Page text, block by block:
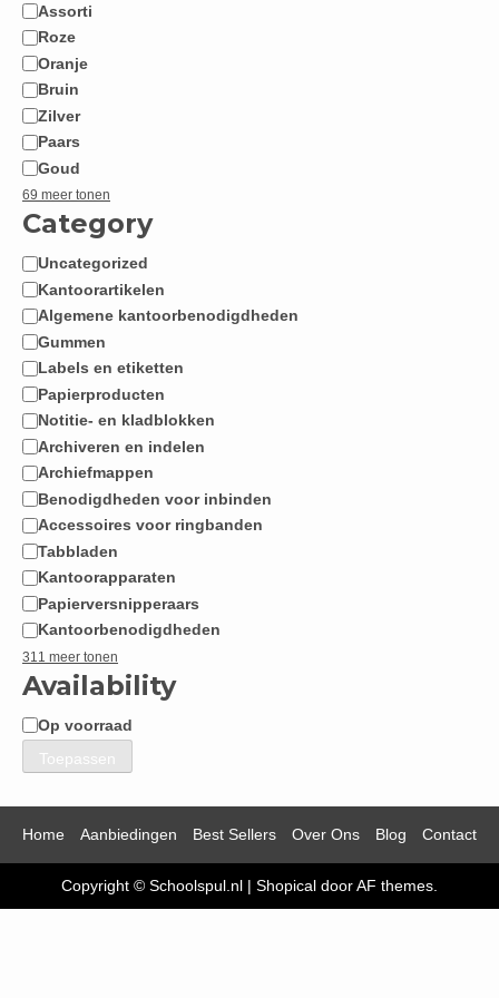
Assorti
Roze
Oranje
Bruin
Zilver
Paars
Goud
69 meer tonen
Category
Categorie
Uncategorized
Kantoorartikelen
Algemene kantoorbenodigdheden
Gummen
Labels en etiketten
Papierproducten
Notitie- en kladblokken
Archiveren en indelen
Archiefmappen
Benodigdheden voor inbinden
Accessoires voor ringbanden
Tabbladen
Kantoorapparaten
Papierversnipperaars
Kantoorbenodigdheden
311 meer tonen
Availability
Beschikbaarheid
Op voorraad
Toepassen
Home Aanbiedingen Best Sellers Over Ons Blog Contact
Copyright © Schoolspul.nl | Shopical door AF themes.